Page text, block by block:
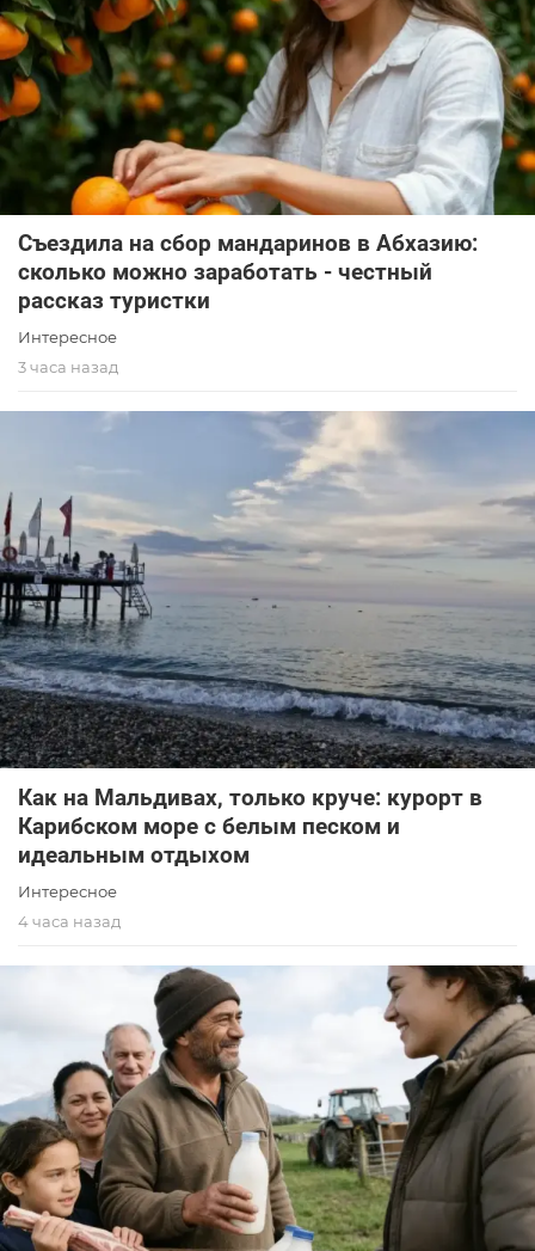
Съездила на сбор мандаринов в Абхазию:
сколько можно заработать - честный
рассказ туристки
Интересное
3 часа назад
Как на Мальдивах, только круче: курорт в
Карибском море с белым песком и
идеальным отдыхом
Интересное
4 часа назад